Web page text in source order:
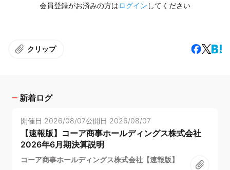
会員登録がお済みの方はログイン してください
クリップ
新着ログ
開催日 2026/08/07公開日 2026/08/07
【速報版】コーア商事ホールディングス株式会社
2026年6月期決算説明
コーア商事ホールディングス株式会社【速報版】